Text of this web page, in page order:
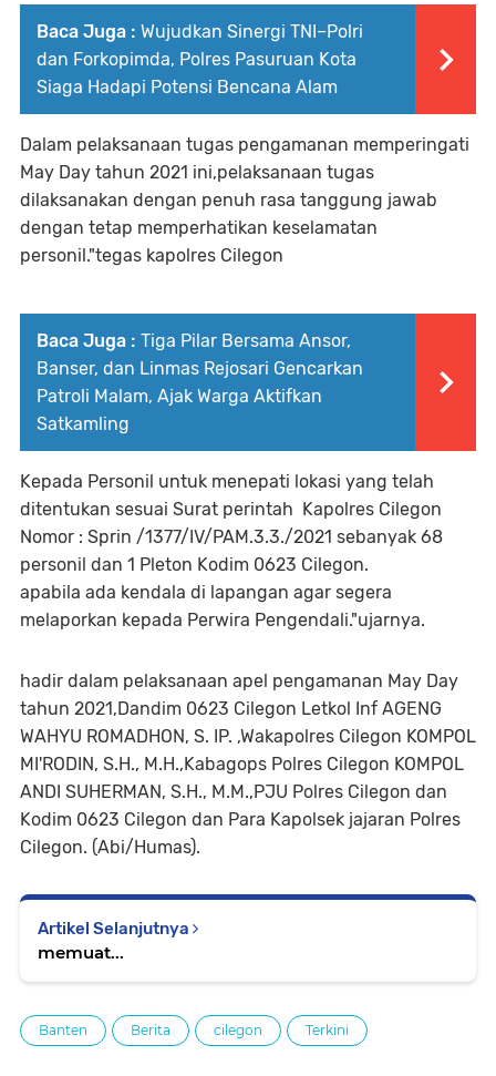
Baca Juga : Wujudkan Sinergi TNI–Polri
dan Forkopimda, Polres Pasuruan Kota
Siaga Hadapi Potensi Bencana Alam
Dalam pelaksanaan tugas pengamanan memperingati
May Day tahun 2021 ini,pelaksanaan tugas
dilaksanakan dengan penuh rasa tanggung jawab
dengan tetap memperhatikan keselamatan
personil."tegas kapolres Cilegon
Baca Juga : Tiga Pilar Bersama Ansor,
Banser, dan Linmas Rejosari Gencarkan
Patroli Malam, Ajak Warga Aktifkan
Satkamling
Kepada Personil untuk menepati lokasi yang telah
ditentukan sesuai Surat perintah Kapolres Cilegon
Nomor : Sprin /1377/IV/PAM.3.3./2021 sebanyak 68
personil dan 1 Pleton Kodim 0623 Cilegon.
apabila ada kendala di lapangan agar segera
melaporkan kepada Perwira Pengendali."ujarnya.
hadir dalam pelaksanaan apel pengamanan May Day
tahun 2021,Dandim 0623 Cilegon Letkol Inf AGENG
WAHYU ROMADHON, S. IP. ,Wakapolres Cilegon KOMPOL
MI'RODIN, S.H., M.H.,Kabagops Polres Cilegon KOMPOL
ANDI SUHERMAN, S.H., M.M.,PJU Polres Cilegon dan
Kodim 0623 Cilegon dan Para Kapolsek jajaran Polres
Cilegon. (Abi/Humas).
Artikel Selanjutnya
memuat...
Banten Berita cilegon Terkini